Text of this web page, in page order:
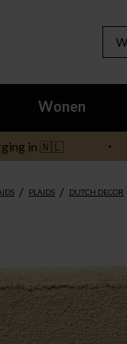
Wonen
in 🇳🇱
/ PLAIDS / DUTCH DECOR